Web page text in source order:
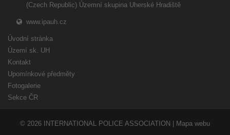
(Czech Republic) Územní skupina Uherské Hradiště
www.ipauh.cz
Úvodní stránka
Území sk. UH
Kontakt
Upomínkové předměty
Fotogalerie
Sekce ČR
© 2026 INTERNATIONAL POLICE ASSOCIATION Mapa webu